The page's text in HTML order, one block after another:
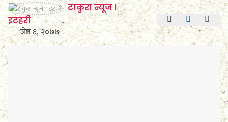
टाकुरा न्यूज ।
इटहरी
जेष्ठ ६, २०७७